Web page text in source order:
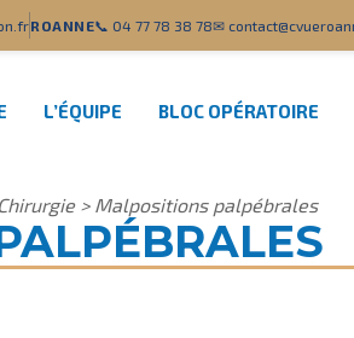
ROANNE📞 04 77 78 38 78✉
L’ÉQUIPE BLOC OPÉRATOIRE
Chirurgie> Malpositions palpébrales